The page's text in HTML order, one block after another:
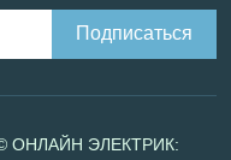
ОНЛАЙН ЭЛЕКТРИК: